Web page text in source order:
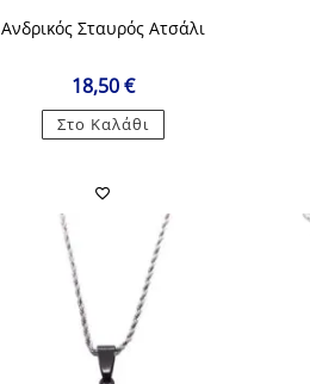
Ανδρικός Σταυρός Ατσάλι
18,50€
Στο Καλάθι